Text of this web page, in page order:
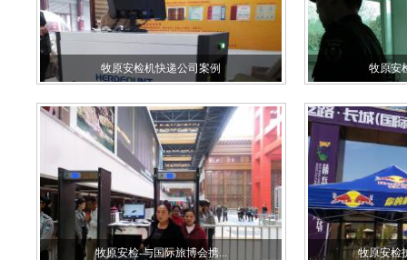
牧原安检机快递公司案例 牧原安
牧原安检-与国际旅博会携... 牧原安检